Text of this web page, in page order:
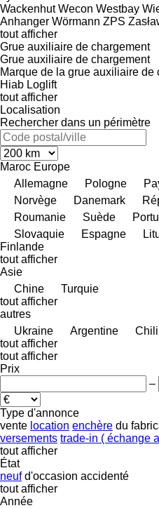
Wackenhut Wecon Westbay
Anhanger Wörmann ZPS
tout afficher
Grue auxiliaire de chargement
Grue auxiliaire de chargement
Marque de la grue auxiliaire de
Hiab Loglift
tout afficher
Localisation
Rechercher dans un périmètre
Maroc Europe
Allemagne
Pologne
Norvège
Danemark
Roumanie
Suède
Slovaquie
Espagne
Finlande
tout afficher
Asie
Chine
Turquie
tout afficher
autres
Ukraine
Argentine
Chili
tout afficher
tout afficher
Prix
–
Type d'annonce
vente location enchère du
versements trade-in ( échange
tout afficher
État
neuf d'occasion accidenté
tout afficher
Année